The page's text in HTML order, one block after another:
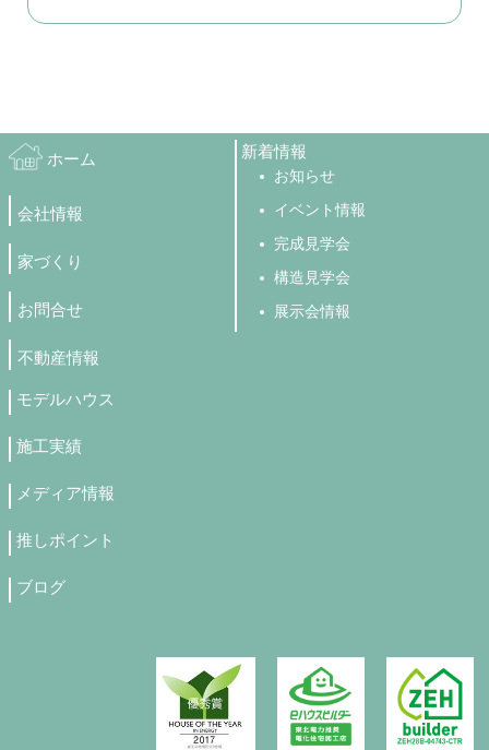
ホーム
会社情報
家づくり
お問合せ
不動産情報
新着情報
お知らせ
イベント情報
完成見学会
構造見学会
展示会情報
モデルハウス
施工実績
メディア情報
推しポイント
ブログ